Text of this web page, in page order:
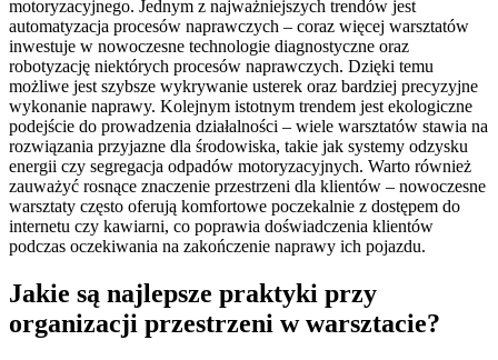
motoryzacyjnego. Jednym z najważniejszych trendów jest
automatyzacja procesów naprawczych – coraz więcej warsztatów
inwestuje w nowoczesne technologie diagnostyczne oraz
robotyzację niektórych procesów naprawczych. Dzięki temu
możliwe jest szybsze wykrywanie usterek oraz bardziej precyzyjne
wykonanie naprawy. Kolejnym istotnym trendem jest ekologiczne
podejście do prowadzenia działalności – wiele warsztatów stawia na
rozwiązania przyjazne dla środowiska, takie jak systemy odzysku
energii czy segregacja odpadów motoryzacyjnych. Warto również
zauważyć rosnące znaczenie przestrzeni dla klientów – nowoczesne
warsztaty często oferują komfortowe poczekalnie z dostępem do
internetu czy kawiarni, co poprawia doświadczenia klientów
podczas oczekiwania na zakończenie naprawy ich pojazdu.
Jakie są najlepsze praktyki przy
organizacji przestrzeni w warsztacie?